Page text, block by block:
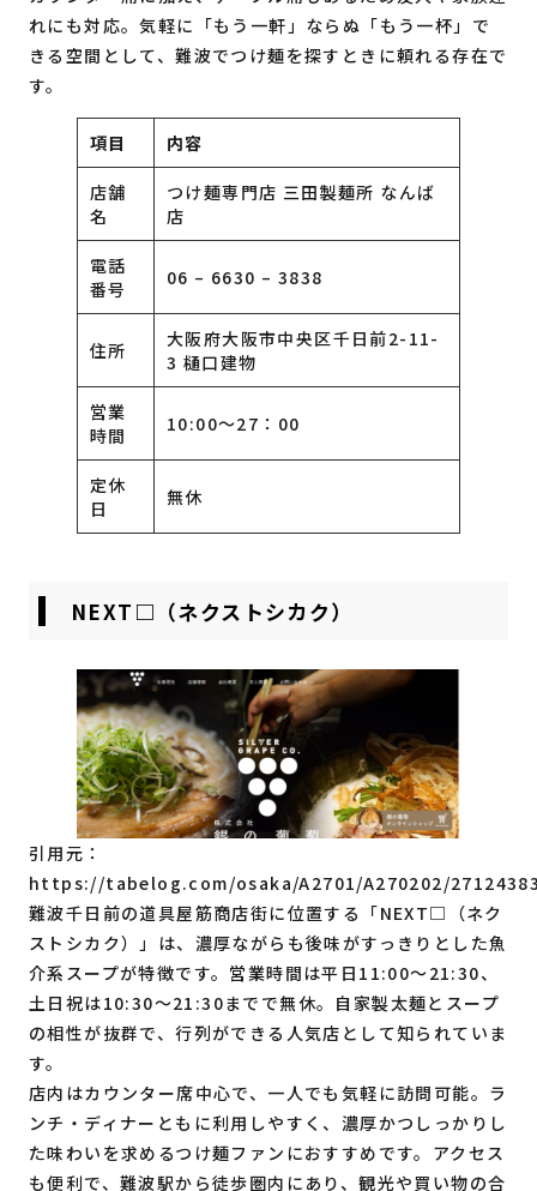
れにも対応。気軽に「もう一軒」ならぬ「もう一杯」で
きる空間として、難波でつけ麺を探すときに頼れる存在で
す。
項目 内容
店舗
名
つけ麺専門店 三田製麺所 なんば
店
電話
番号
06 – 6630 – 3838
住所
大阪府大阪市中央区千日前2-11-
3 樋口建物
営業
時間
10:00〜27：00
定休
日
無休
NEXT□（ネクストシカク）
引用元：
https://tabelog.com/osaka/A2701/A270202/
難波千日前の道具屋筋商店街に位置する「NEXT□（ネク
ストシカク）」は、濃厚ながらも後味がすっきりとした魚
介系スープが特徴です。営業時間は平日11:00〜21:30、
土日祝は10:30〜21:30までで無休。自家製太麺とスープ
の相性が抜群で、行列ができる人気店として知られていま
す。
店内はカウンター席中心で、一人でも気軽に訪問可能。ラ
ンチ・ディナーともに利用しやすく、濃厚かつしっかりし
た味わいを求めるつけ麺ファンにおすすめです。アクセス
も便利で、難波駅から徒歩圏内にあり、観光や買い物の合